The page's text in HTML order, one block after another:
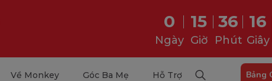
0
Ngày
15
Giờ
36
Phút
15
Giây
Về Monkey Góc Ba Mẹ Hỗ Trợ Bảng